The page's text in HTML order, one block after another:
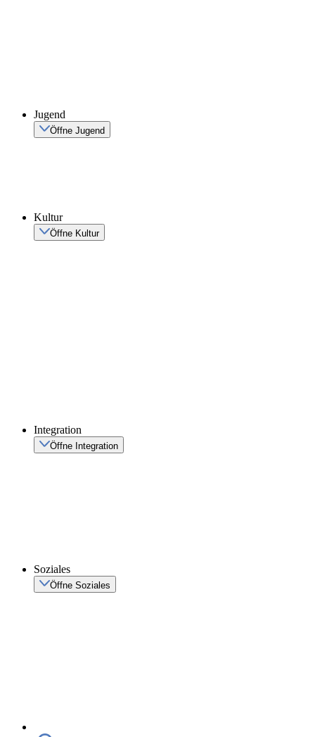
Jugend
Öffne Jugend
Kultur
Öffne Kultur
Integration
Öffne Integration
Soziales
Öffne Soziales